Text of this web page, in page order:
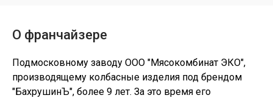
О франчайзере
Подмосковному заводу ООО "Мясокомбинат ЭКО",
производящему колбасные изделия под брендом
"БахрушинЪ", более 9 лет. За это время его